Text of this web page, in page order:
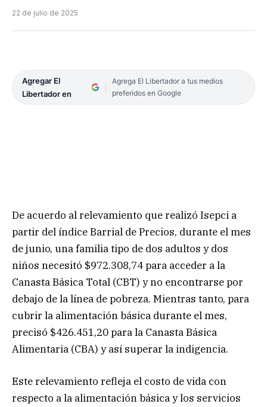
22 de julio de 2025
Agregar El
Libertador en
Agrega El Libertador a tus medios
preferidos en Google
De acuerdo al relevamiento que realizó Isepci a
partir del índice Barrial de Precios, durante el mes
de junio, una familia tipo de dos adultos y dos
niños necesitó $972.308,74 para acceder a la
Canasta Básica Total (CBT) y no encontrarse por
debajo de la línea de pobreza. Mientras tanto, para
cubrir la alimentación básica durante el mes,
precisó $426.451,20 para la Canasta Básica
Alimentaria (CBA) y así superar la indigencia.
Este relevamiento refleja el costo de vida con
respecto a la alimentación básica y los servicios